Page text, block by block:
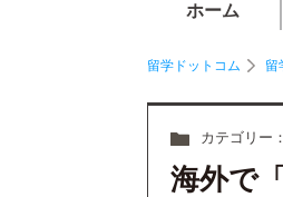
ホーム
留学ドットコム 留
カテゴリー：
海外で